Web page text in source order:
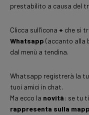
prestabilito a causa del
Clicca sull’icona + che si
Whatsapp (accanto alla
dal menù a tendina.
Whatsapp registrerà la
tuoi amici in chat.
Ma ecco la novità: se tu
rappresenta sulla